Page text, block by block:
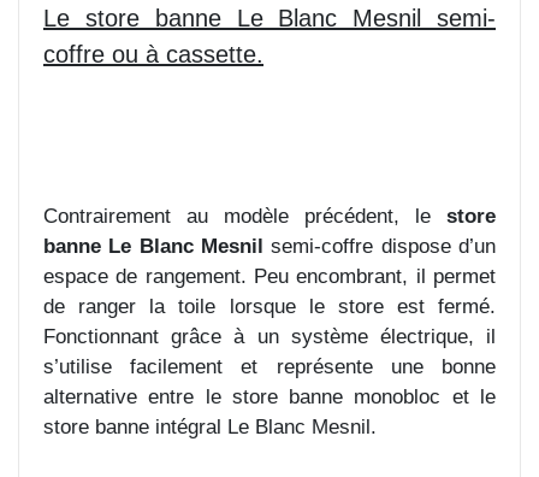
Le store banne Le Blanc Mesnil semi-
coffre ou à cassette.
Contrairement au modèle précédent, le store
banne Le Blanc Mesnil semi-coffre dispose d’un
espace de rangement. Peu encombrant, il permet
de ranger la toile lorsque le store est fermé.
Fonctionnant grâce à un système électrique, il
s’utilise facilement et représente une bonne
alternative entre le store banne monobloc et le
store banne intégral Le Blanc Mesnil.